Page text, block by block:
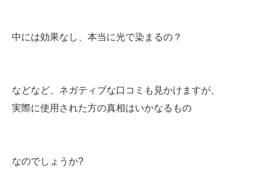
中には効果なし、本当に光で染まるの？
などなど、ネガティブな口コミも見かけますが、
実際に使用された方の真相はいかなるもの
なのでしょうか?